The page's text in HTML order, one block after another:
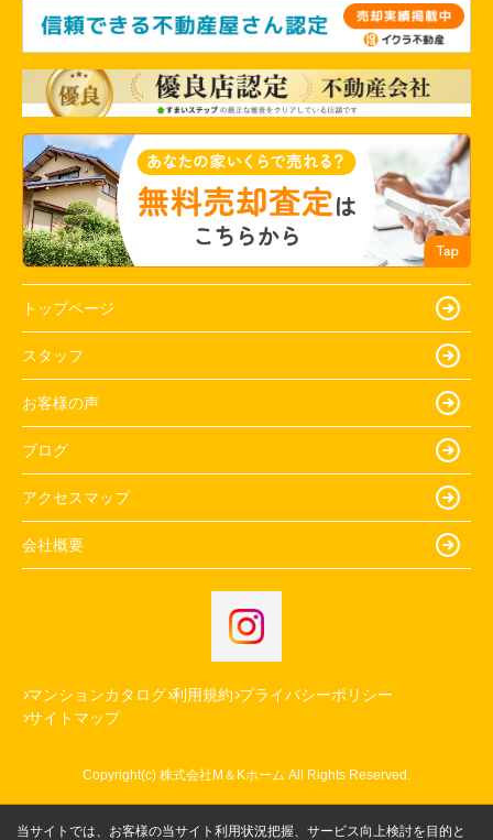
トップページ
スタッフ
お客様の声
ブログ
アクセスマップ
会社概要
マンションカタログ 利用規約 プライバシーポリシー
サイトマップ
Copyright(c) 株式会社M＆Kホーム All Rights Reserved.
当サイトでは、お客様の当サイト利用状況把握、サービス向上検討を目的と